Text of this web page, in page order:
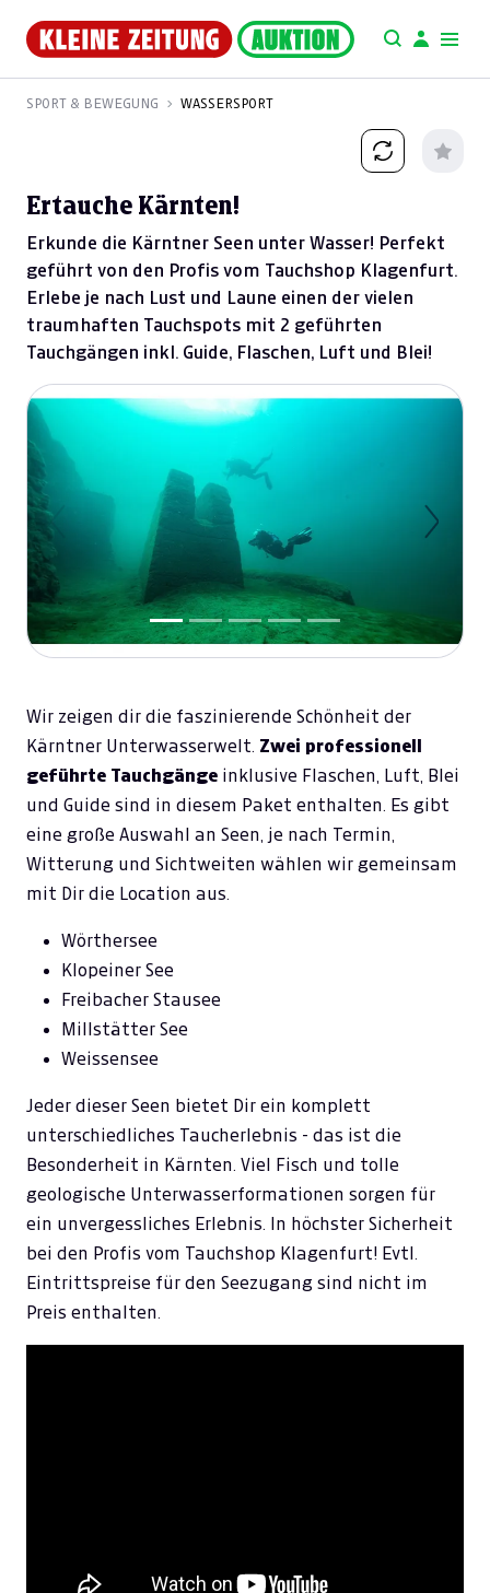
SPORT & BEWEGUNG WASSERSPORT
Ertauche Kärnten!
Erkunde die Kärntner Seen unter Wasser! Perfekt
geführt von den Profis vom Tauchshop Klagenfurt.
Erlebe je nach Lust und Laune einen der vielen
traumhaften Tauchspots mit 2 geführten
Tauchgängen inkl. Guide, Flaschen, Luft und Blei!
Next
Wir zeigen dir die faszinierende Schönheit der
Kärntner Unterwasserwelt. Zwei professionell
geführte Tauchgänge inklusive Flaschen, Luft, Blei
und Guide sind in diesem Paket enthalten. Es gibt
eine große Auswahl an Seen, je nach Termin,
Witterung und Sichtweiten wählen wir gemeinsam
mit Dir die Location aus.
Wörthersee
Klopeiner See
Freibacher Stausee
Millstätter See
Weissensee
Jeder dieser Seen bietet Dir ein komplett
unterschiedliches Taucherlebnis - das ist die
Besonderheit in Kärnten. Viel Fisch und tolle
geologische Unterwasserformationen sorgen für
ein unvergessliches Erlebnis. In höchster Sicherheit
bei den Profis vom Tauchshop Klagenfurt! Evtl.
Eintrittspreise für den Seezugang sind nicht im
Preis enthalten.